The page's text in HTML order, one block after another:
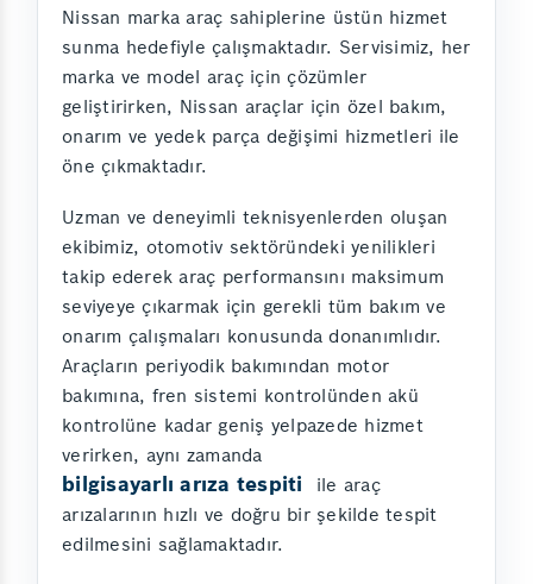
Nissan marka araç sahiplerine üstün hizmet
sunma hedefiyle çalışmaktadır. Servisimiz, her
marka ve model araç için çözümler
geliştirirken, Nissan araçlar için özel bakım,
onarım ve yedek parça değişimi hizmetleri ile
öne çıkmaktadır.
Uzman ve deneyimli teknisyenlerden oluşan
ekibimiz, otomotiv sektöründeki yenilikleri
takip ederek araç performansını maksimum
seviyeye çıkarmak için gerekli tüm bakım ve
onarım çalışmaları konusunda donanımlıdır.
Araçların periyodik bakımından motor
bakımına, fren sistemi kontrolünden akü
kontrolüne kadar geniş yelpazede hizmet
verirken, aynı zamanda
bilgisayarlı arıza tespiti
ile araç
arızalarının hızlı ve doğru bir şekilde tespit
edilmesini sağlamaktadır.